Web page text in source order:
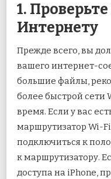
1.
Интернету
Прежде всего, вы
вашего интернет-
большие файлы,
более быстрой сети
время. Если у вас
маршрутизатор Wi-
подключиться к
к маршрутизатору.
доступа на iPhone,